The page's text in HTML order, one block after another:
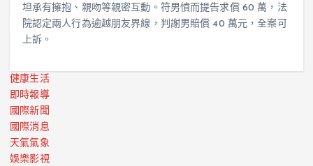
坦承有擁抱、親吻等親密互動。符男憤而提告求償 60 萬，法
院認定兩人行為逾越朋友界線，判謝男賠償 40 萬元，全案可
上訴。
健康生活
即時報導
國際新聞
國際消息
天氣氣象
娛樂影視